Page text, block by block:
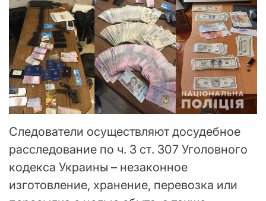
Следователи осуществляют досудебное
расследование по ч. 3 ст. 307 Уголовного
кодекса Украины – незаконное
изготовление, хранение, перевозка или